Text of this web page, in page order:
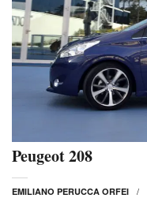
Peugeot 208
EMILIANO PERUCCA ORFEI